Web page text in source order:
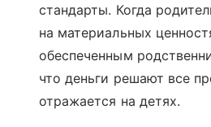
стандарты. Когда
на материальных
обеспеченным
что деньги решают все
отражается на детях.